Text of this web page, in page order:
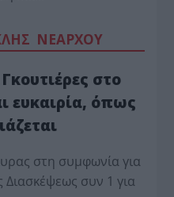
ΝΕΑΡΧΟΥ
στο
ευκαιρία, όπως
στη συμφωνία για
συν 1 για